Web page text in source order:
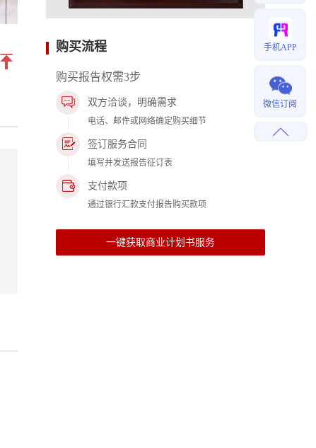
购买流程
购买报告权需3步
双方洽谈，明确需求
电话、邮件或网络确定购买细节
签订服务合同
填写并发送报告征订表
支付款项
通过银行汇款支付报告购买款项
一键获取商业计划书服务
手机APP
微信订阅